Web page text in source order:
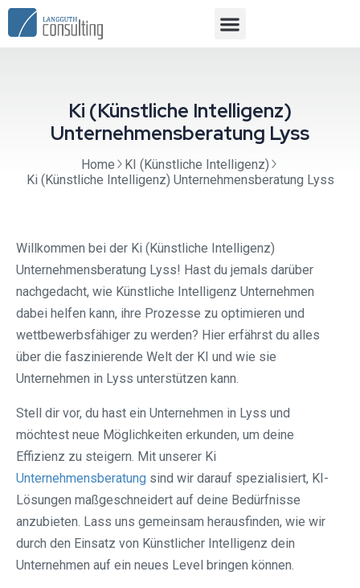
Ki (Künstliche Intelligenz)
Unternehmensberatung Lyss
Home
KI (Künstliche Intelligenz)
Ki (Künstliche Intelligenz) Unternehmensberatung Lyss
Willkommen bei der Ki (Künstliche Intelligenz)
Unternehmensberatung Lyss! Hast du jemals darüber
nachgedacht, wie Künstliche Intelligenz Unternehmen
dabei helfen kann, ihre Prozesse zu optimieren und
wettbewerbsfähiger zu werden? Hier erfährst du alles
über die faszinierende Welt der KI und wie sie
Unternehmen in Lyss unterstützen kann.
Stell dir vor, du hast ein Unternehmen in Lyss und
möchtest neue Möglichkeiten erkunden, um deine
Effizienz zu steigern. Mit unserer Ki
Unternehmensberatung sind wir darauf spezialisiert, KI-
Lösungen maßgeschneidert auf deine Bedürfnisse
anzubieten. Lass uns gemeinsam herausfinden, wie wir
durch den Einsatz von Künstlicher Intelligenz dein
Unternehmen auf ein neues Level bringen können.